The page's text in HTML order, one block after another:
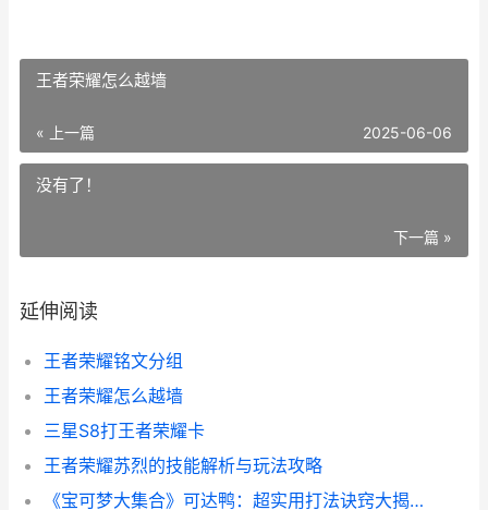
王者荣耀怎么越墙
« 上一篇 2025-06-06
没有了！
下一篇 »
延伸阅读
王者荣耀铭文分组
王者荣耀怎么越墙
三星S8打王者荣耀卡
王者荣耀苏烈的技能解析与玩法攻略
《宝可梦大集合》可达鸭：超实用打法诀窍大揭晓 宝可梦大集合中文版下载